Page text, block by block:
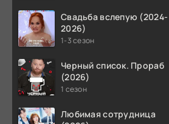
Свадьба вслепую (2024-
2026)
1-3 сезон
Черный список. Прораб
(2026)
1 сезон
Любимая сотрудница